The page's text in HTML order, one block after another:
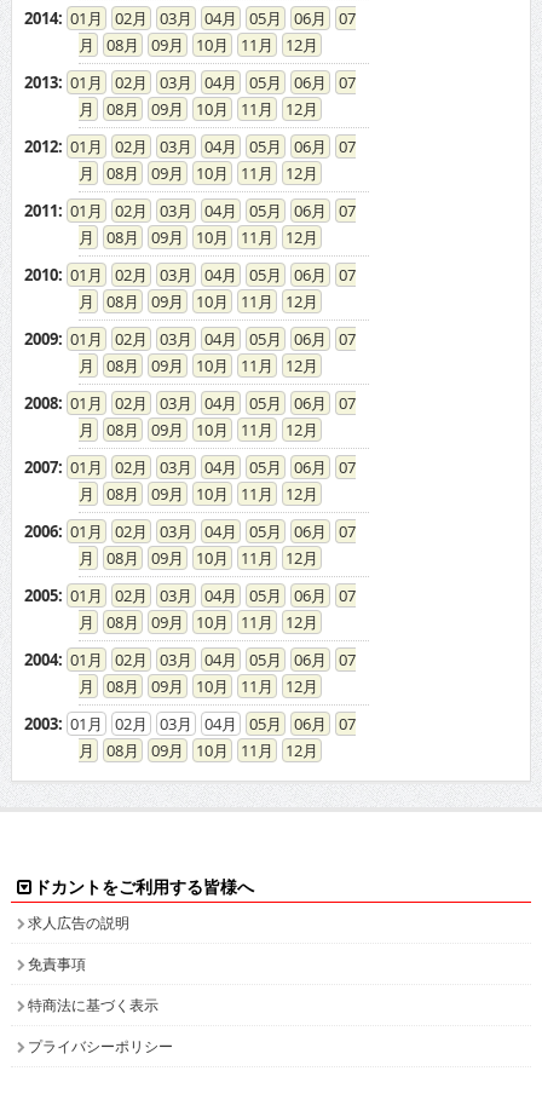
2014: 01 02 03 04 05 06
07
08
09 10 11
12
2013: 01 02 03 04 05 06
07
08
09 10 11
12
2012: 01 02 03 04 05 06
07
08
09 10 11
12
2011: 01 02 03 04 05 06
07
08
09 10 11
12
2010: 01 02 03 04 05 06
07
08
09 10 11
12
2009: 01 02 03 04 05 06
07
08
09 10 11
12
2008: 01 02 03 04 05 06
07
08
09 10 11
12
2007: 01 02 03 04 05 06
07
08
09 10 11
12
2006: 01 02 03 04 05 06
07
08
09 10 11
12
2005: 01 02 03 04 05 06
07
08
09 10 11
12
2004: 01 02 03 04 05 06
07
08
09 10 11
12
2003: 01 02 03 04 05 06
07
08
09 10 11 12
ドカントをご利用する皆様へ
求人広告の説明
免責事項
特商法に基づく表示
プライバシーポリシー